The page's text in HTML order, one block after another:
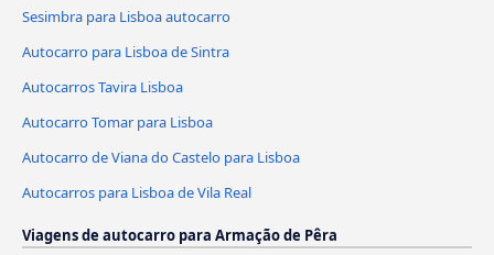
Sesimbra para Lisboa autocarro
Autocarro para Lisboa de Sintra
Autocarros Tavira Lisboa
Autocarro Tomar para Lisboa
Autocarro de Viana do Castelo para Lisboa
Autocarros para Lisboa de Vila Real
Viagens de autocarro para Armação de Pêra